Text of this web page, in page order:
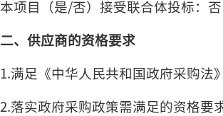
本项目（是/否）接受联合体投标：否
二、供应商的资格要求
1.满足《中华人民共和国政府采购法
2.落实政府采购政策需满足的资格要